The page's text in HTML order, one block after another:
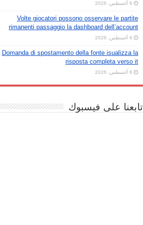
6 أغسطس، 2026
Volte giocatori possono osservare le partite
rimanenti passaggio la dashboard dell’account
6 أغسطس، 2026
Domanda di spostamento della fonte isualizza la
risposta completa verso it
6 أغسطس، 2026
تابعنا على فيسبوك